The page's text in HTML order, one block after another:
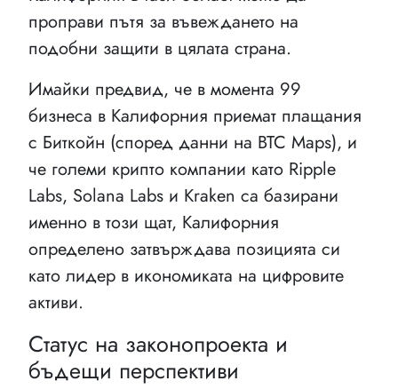
проправи пътя за въвеждането на
подобни защити в цялата страна.
Имайки предвид, че в момента 99
бизнеса в Калифорния приемат плащания
с Биткойн (според данни на BTC Maps), и
че големи крипто компании като Ripple
Labs, Solana Labs и Kraken са базирани
именно в този щат, Калифорния
определено затвърждава позицията си
като лидер в икономиката на цифровите
активи.
Статус на законопроекта и
бъдещи перспективи